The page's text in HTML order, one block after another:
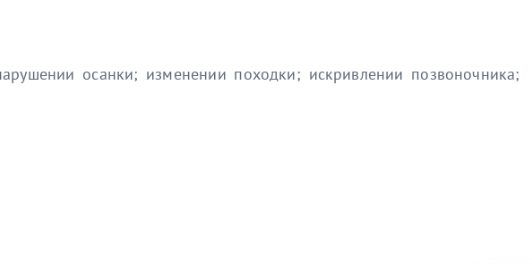
осанки; изменении походки; искривлении позвоночника;